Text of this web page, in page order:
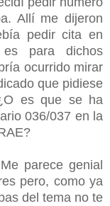
Allí me dijeron
pedir cita en
para dichos
ocurrido mirar
que pidiese
es que se ha
036/037 en la
parece genial
pero, como ya
del tema no te